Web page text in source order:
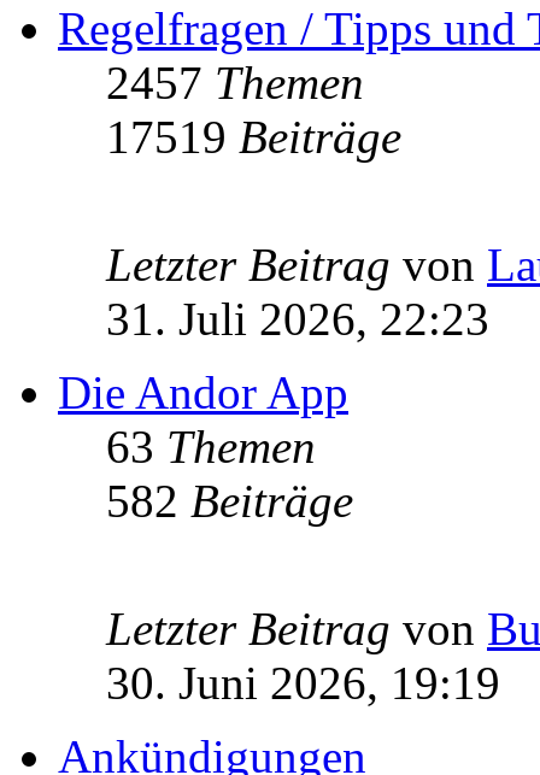
Regelfragen / Tipps und
2457 Themen
17519 Beiträge
Letzter Beitrag von
31. Juli 2026, 22:23
Die Andor App
63 Themen
582 Beiträge
Letzter Beitrag von
30. Juni 2026, 19:19
Ankündigungen